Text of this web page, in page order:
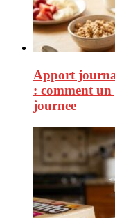
Apport
: comment un
journee